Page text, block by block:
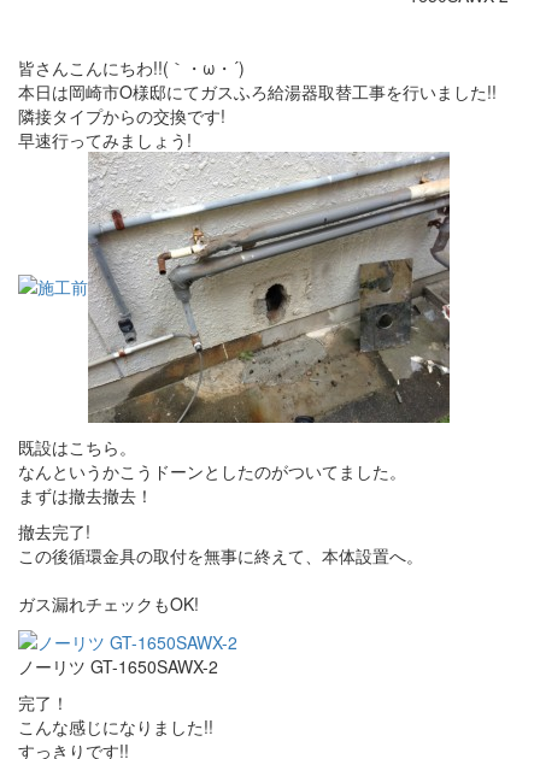
皆さんこんにちわ!!(｀・ω・´)
本日は岡崎市O様邸にてガスふろ給湯器取替工事を行いました!!
隣接タイプからの交換です!
早速行ってみましょう!
既設はこちら。
なんというかこうドーンとしたのがついてました。
まずは撤去撤去！
撤去完了!
この後循環金具の取付を無事に終えて、本体設置へ。
ガス漏れチェックもOK!
ノーリツ GT-1650SAWX-2
完了！
こんな感じになりました!!
すっきりです!!